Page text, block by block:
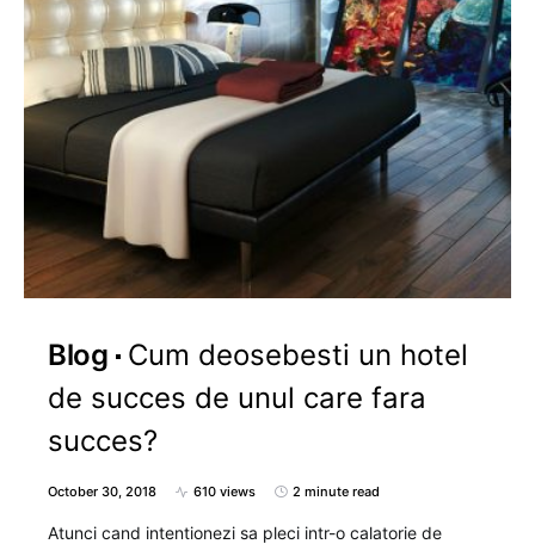
Blog
Cum deosebesti un hotel
de succes de unul care fara
succes?
October 30, 2018 610 views 2 minute read
Atunci cand intentionezi sa pleci intr-o calatorie de